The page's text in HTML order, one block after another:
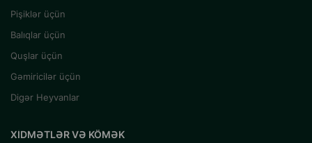
Pişiklər üçün
Balıqlar üçün
Quşlar üçün
Gəmiricilər üçün
Digər Heyvanlar
XIDMƏTLƏR VƏ KÖMƏK